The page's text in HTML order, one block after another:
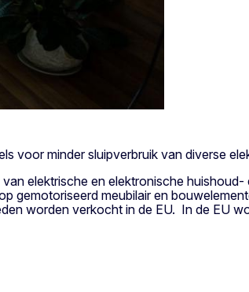
voor minder sluipverbruik van diverse
elektrische en elektronische
gemotoriseerd meubilair en
worden verkocht in de EU. In de EU